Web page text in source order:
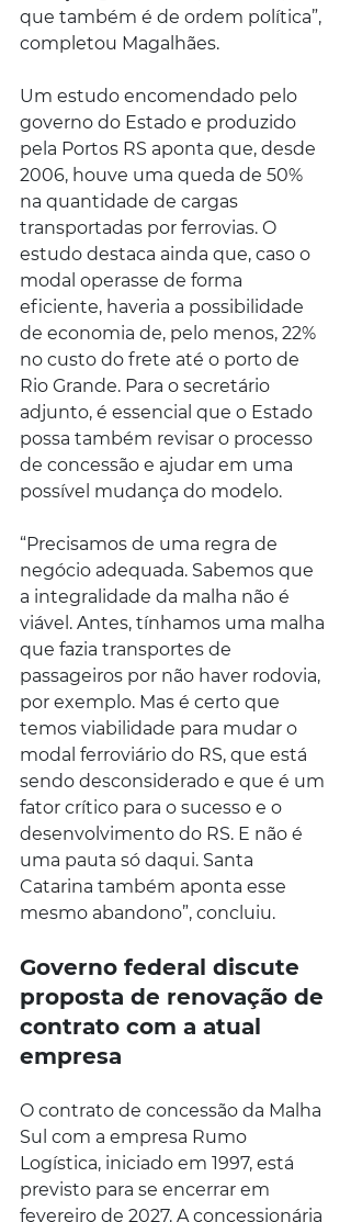
que também é de ordem política”,
completou Magalhães.
Um estudo encomendado pelo
governo do Estado e produzido
pela Portos RS aponta que, desde
2006, houve uma queda de 50%
na quantidade de cargas
transportadas por ferrovias. O
estudo destaca ainda que, caso o
modal operasse de forma
eficiente, haveria a possibilidade
de economia de, pelo menos, 22%
no custo do frete até o porto de
Rio Grande. Para o secretário
adjunto, é essencial que o Estado
possa também revisar o processo
de concessão e ajudar em uma
possível mudança do modelo.
“Precisamos de uma regra de
negócio adequada. Sabemos que
a integralidade da malha não é
viável. Antes, tínhamos uma malha
que fazia transportes de
passageiros por não haver rodovia,
por exemplo. Mas é certo que
temos viabilidade para mudar o
modal ferroviário do RS, que está
sendo desconsiderado e que é um
fator crítico para o sucesso e o
desenvolvimento do RS. E não é
uma pauta só daqui. Santa
Catarina também aponta esse
mesmo abandono”, concluiu.
Governo federal discute
proposta de renovação de
contrato com a atual
empresa
O contrato de concessão da Malha
Sul com a empresa Rumo
Logística, iniciado em 1997, está
previsto para se encerrar em
fevereiro de 2027. A concessionária